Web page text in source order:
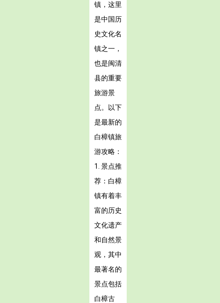
镇，这里
是中国历
史文化名
镇之一，
也是闽清
县的重要
旅游景
点。以下
是最新的
白樟镇旅
游攻略：
1. 景点推
荐：白樟
镇有着丰
富的历史
文化遗产
和自然景
观，其中
最著名的
景点包括
白樟古